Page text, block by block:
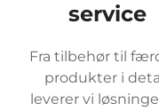
service
Fra tilbehør til
produkter i
leverer vi